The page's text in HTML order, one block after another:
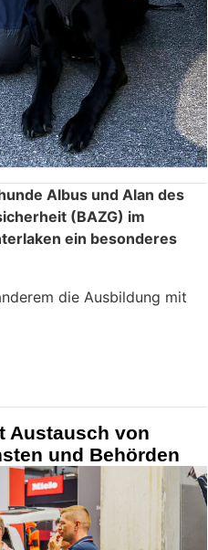
Albus und Alan des
(BAZG) im
ein besonderes
die Ausbildung mit
Austausch von
und Behörden